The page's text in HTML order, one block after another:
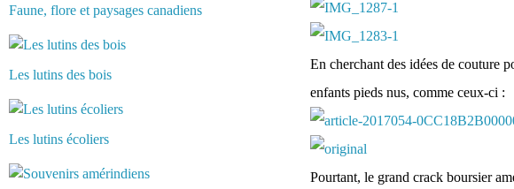
Faune, flore et paysages canadiens
Les lutins des bois
Les lutins écoliers
En cherchant des idées de couture
enfants pieds nus, comme ceux-ci :
Pourtant, le grand crack boursier